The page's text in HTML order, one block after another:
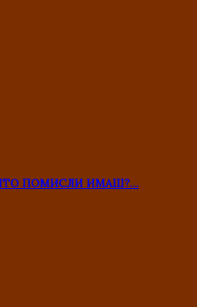
ПОМИСЛИ ИМАШ?…